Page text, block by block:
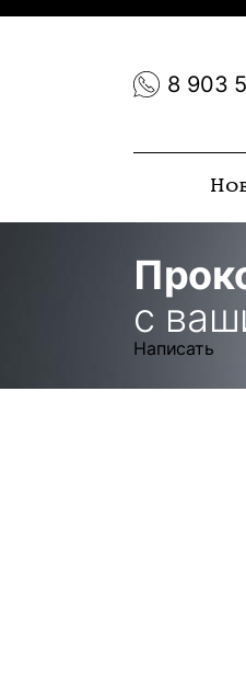
8 903
с
Написать